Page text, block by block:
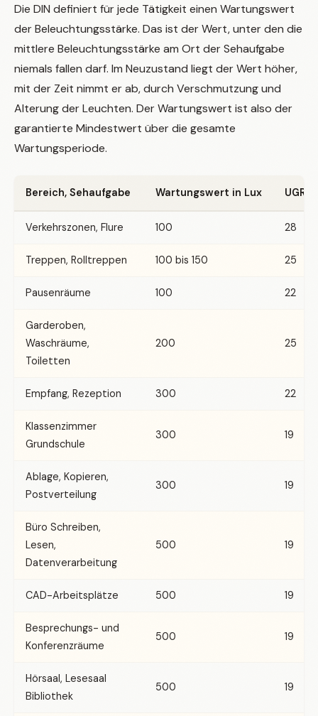
Die DIN definiert für jede Tätigkeit einen Wartungswert
der Beleuchtungsstärke. Das ist der Wert, unter den die
mittlere Beleuchtungsstärke am Ort der Sehaufgabe
niemals fallen darf. Im Neuzustand liegt der Wert höher,
mit der Zeit nimmt er ab, durch Verschmutzung und
Alterung der Leuchten. Der Wartungswert ist also der
garantierte Mindestwert über die gesamte
Wartungsperiode.
Bereich, Sehaufgabe Wartungswert in Lux UGR
Verkehrszonen, Flure 100 28
Treppen, Rolltreppen 100 bis 150 25
Pausenräume 100 22
Garderoben,
Waschräume,
Toiletten
200 25
Empfang, Rezeption 300 22
Klassenzimmer
Grundschule
300 19
Ablage, Kopieren,
Postverteilung
300 19
Büro Schreiben,
Lesen,
Datenverarbeitung
500 19
CAD-Arbeitsplätze 500 19
Besprechungs- und
Konferenzräume
500 19
Hörsaal, Lesesaal
Bibliothek
500 19